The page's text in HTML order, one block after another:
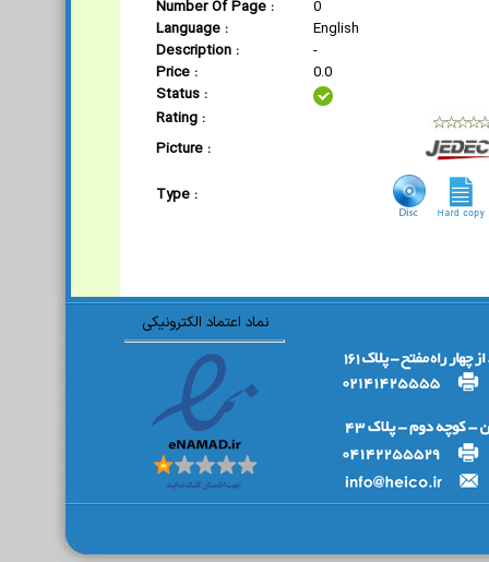
Number Of Page :
0
Language :
English
Description :
-
Price :
0.0
Status :
Rating :
Picture :
Type :
نماد اعتماد الکترونیکی